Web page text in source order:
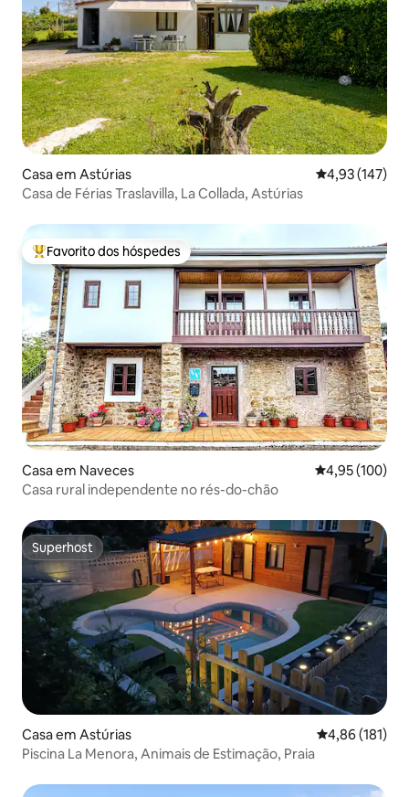
Casa em Astúrias Classificação
4,93 (147)
Casa de Férias Traslavilla, La Collada, Astúrias
Favoritos dos hóspedes mais apreciados
Favorito dos hóspedes
Casa em Naveces Classificação
4,95 (100)
Casa rural independente no rés-do-chão
Superhost
Superhost
Casa em Astúrias Classificação
4,86 (181)
Piscina La Menora, Animais de Estimação, Praia